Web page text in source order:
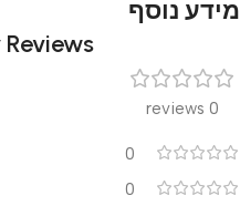
מידע נוסף
0 reviews
0
0